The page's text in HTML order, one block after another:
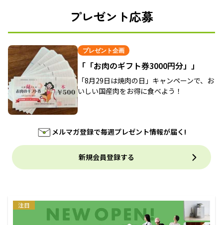
プレゼント応募
プレゼント企画
「「お肉のギフト券3000円分」」
「8月29日は焼肉の日」キャンペーンで、お
いしい国産肉をお得に食べよう！
メルマガ登録で毎週プレゼント情報が届く!
新規会員登録する
注目